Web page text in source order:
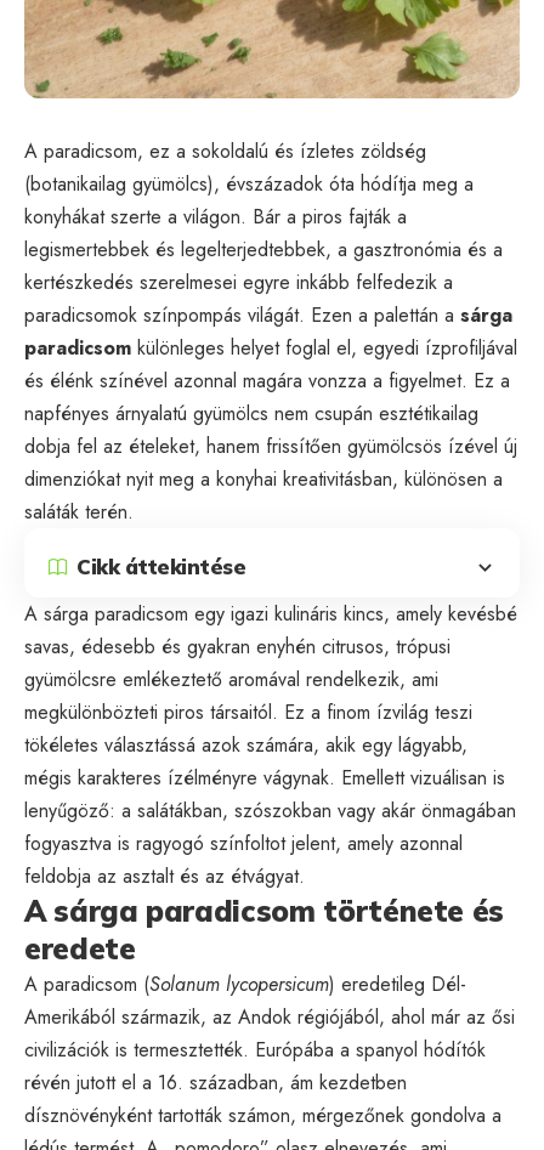
A paradicsom, ez a sokoldalú és ízletes zöldség
(botanikailag gyümölcs), évszázadok óta hódítja meg a
konyhákat szerte a világon. Bár a piros fajták a
legismertebbek és legelterjedtebbek, a gasztronómia és a
kertészkedés szerelmesei egyre inkább felfedezik a
paradicsomok színpompás világát. Ezen a palettán a sárga
paradicsom különleges helyet foglal el, egyedi ízprofiljával
és élénk színével azonnal magára vonzza a figyelmet. Ez a
napfényes árnyalatú gyümölcs nem csupán esztétikailag
dobja fel az ételeket, hanem frissítően gyümölcsös ízével új
dimenziókat nyit meg a konyhai kreativitásban, különösen a
saláták terén.
Cikk áttekintése
A sárga paradicsom egy igazi kulináris kincs, amely kevésbé
savas, édesebb és gyakran enyhén citrusos, trópusi
gyümölcsre emlékeztető aromával rendelkezik, ami
megkülönbözteti piros társaitól. Ez a finom ízvilág teszi
tökéletes választássá azok számára, akik egy lágyabb,
mégis karakteres ízélményre vágynak. Emellett vizuálisan is
lenyűgöző: a salátákban, szószokban vagy akár önmagában
fogyasztva is ragyogó színfoltot jelent, amely azonnal
feldobja az asztalt és az étvágyat.
A sárga paradicsom története és
eredete
A paradicsom (Solanum lycopersicum) eredetileg Dél-
Amerikából származik, az Andok régiójából, ahol már az ősi
civilizációk is termesztették. Európába a spanyol hódítók
révén jutott el a 16. században, ám kezdetben
dísznövényként tartották számon, mérgezőnek gondolva a